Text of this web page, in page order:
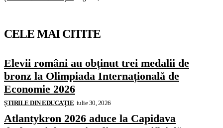
CELE MAI CITITE
Elevii români au obținut trei medalii de
bronz la Olimpiada Internațională de
Economie 2026
ȘTIRILE DIN EDUCAȚIE iulie 30, 2026
Atlantykron 2026 aduce la Capidava